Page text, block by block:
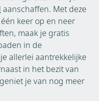
aanschaffen. Met deze
keer op en neer
maak je gratis
in de
allerlei aantrekkelijke
in het bezit van
je van nog meer